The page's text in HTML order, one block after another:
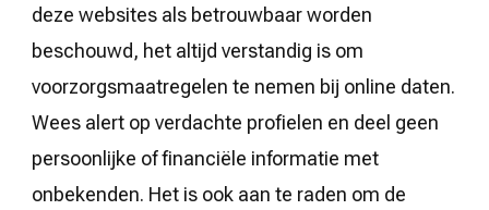
deze websites als betrouwbaar worden
beschouwd, het altijd verstandig is om
voorzorgsmaatregelen te nemen bij online daten.
Wees alert op verdachte profielen en deel geen
persoonlijke of financiële informatie met
onbekenden. Het is ook aan te raden om de